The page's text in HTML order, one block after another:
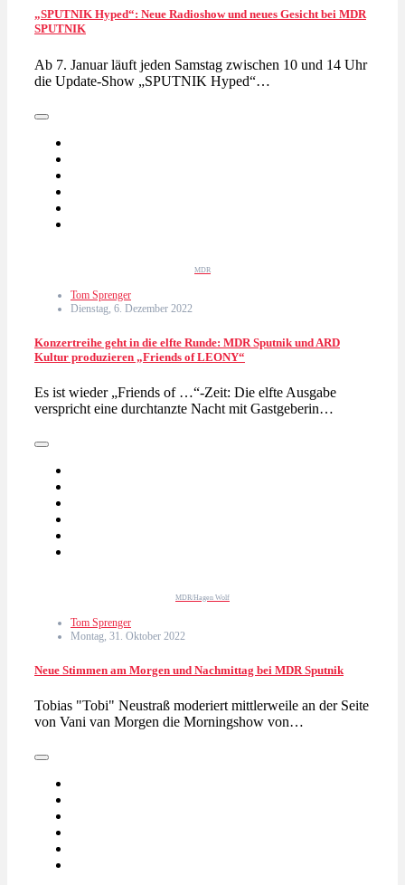
„SPUTNIK Hyped“: Neue Radioshow und neues Gesicht bei MDR
SPUTNIK
Ab 7. Januar läuft jeden Samstag zwischen 10 und 14 Uhr
die Update-Show „SPUTNIK Hyped“…
MDR
Tom Sprenger
Dienstag, 6. Dezember 2022
Konzertreihe geht in die elfte Runde: MDR Sputnik und ARD
Kultur produzieren „Friends of LEONY“
Es ist wieder „Friends of …“-Zeit: Die elfte Ausgabe
verspricht eine durchtanzte Nacht mit Gastgeberin…
MDR/Hagen Wolf
Tom Sprenger
Montag, 31. Oktober 2022
Neue Stimmen am Morgen und Nachmittag bei MDR Sputnik
Tobias "Tobi" Neustraß moderiert mittlerweile an der Seite
von Vani van Morgen die Morningshow von…